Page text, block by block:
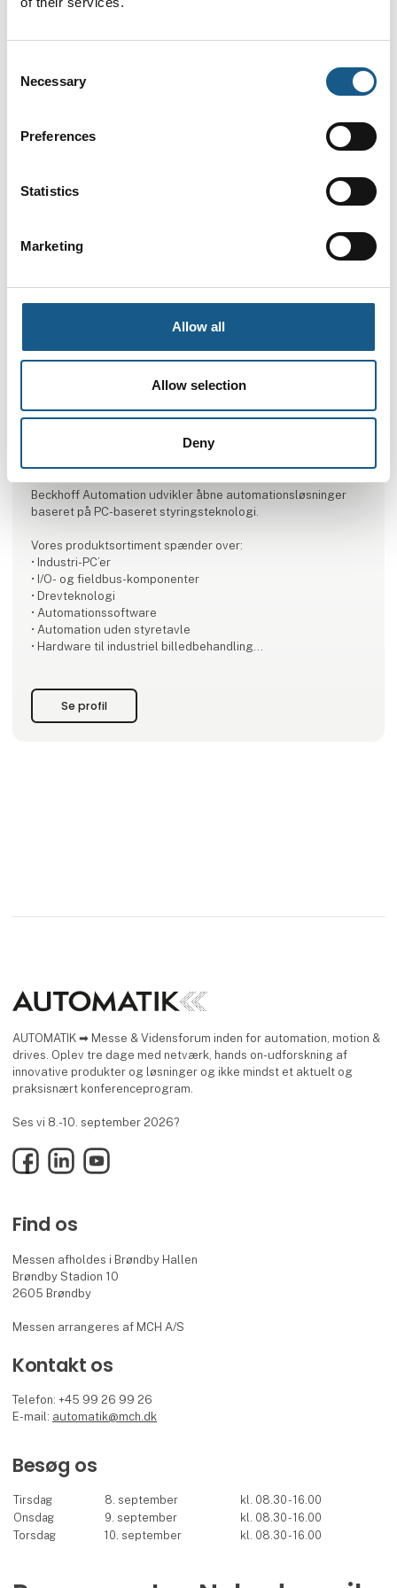
Selection
Necessary
Preferences
Statistics
Marketing
Allow all
Allow selection
Deny
TwinCAT Vision
Beckhoff Automation udvikler åbne automationsløsninger
baseret på PC-baseret styringsteknologi.
Vores produktsortiment spænder over:
• Industri-PC’er
• I/O- og fieldbus-komponenter
• Drevteknologi
• Automationssoftware
• Automation uden styretavle
• Hardware til industriel billedbehandling
Hvert produkt kan anvendes som selvstændige komponenter
Se profil
AUTOMATIK ➡ Messe & Vidensforum inden for automation, motion &
drives. Oplev tre dage med netværk, hands on-udforskning af
innovative produkter og løsninger og ikke mindst et aktuelt og
praksisnært konferenceprogram.
Ses vi 8.-10. september 2026?
FacebookLinkedInYouTube
Find os
Messen afholdes i Brøndby Hallen
Brøndby Stadion 10
2605 Brøndby
Messen arrangeres af MCH A/S
Kontakt os
Telefon: +45 99 26 99 26
E-mail: automatik@mch.dk
Besøg os
Tirsdag 8. september
kl. 08.30 - 16.00
Onsdag
9. september
kl. 08.30 - 16.00
Torsdag
10. september kl. 08.30 - 16.00